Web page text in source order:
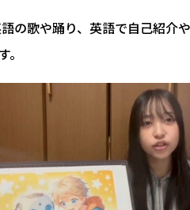
の歌や踊り、英語で自己紹介
。